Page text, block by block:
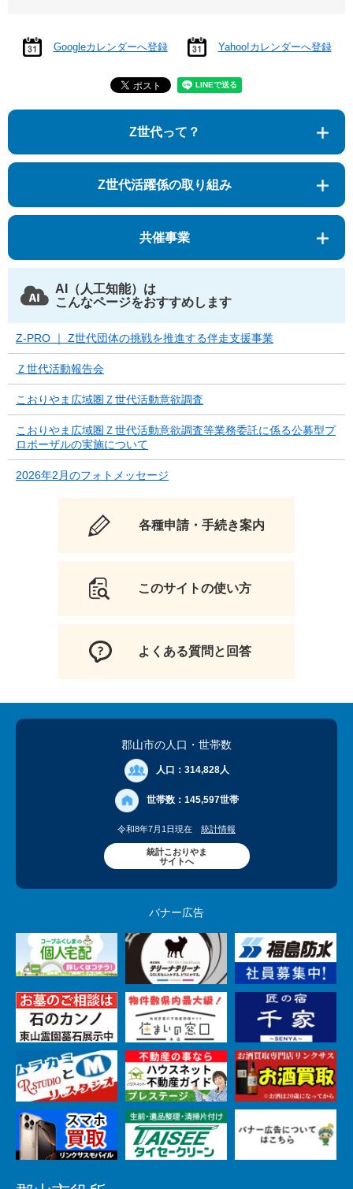
Googleカレンダーへ登録 Yahoo!カレンダーへ登録
Z世代って？
Z世代活躍係の取り組み
共催事業
AI（人工知能）は
こんなページをおすすめします
Z-PRO ｜ Z世代団体の挑戦を推進する伴走支援事業
Ｚ世代活動報告会
こおりやま広域圏Ｚ世代活動意欲調査
こおりやま広域圏Ｚ世代活動意欲調査等業務委託に係る公募型プ
ロポーザルの実施について
2026年2月のフォトメッセージ
各種申請・手続き案内
このサイトの使い方
よくある質問と回答
郡山市の人口 ・世帯数
人口： 314,828人
世帯数： 145,597世帯
令和8年7月1日現在 統計情報
統計こおりやま
サイトへ
バナー広告